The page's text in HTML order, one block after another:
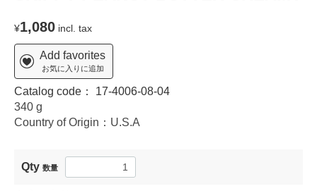
¥1,080 incl. tax
Add favorites
お気に入りに追加
Catalog code： 17-4006-08-04
340 g
Country of Origin：U.S.A
Qty 数量